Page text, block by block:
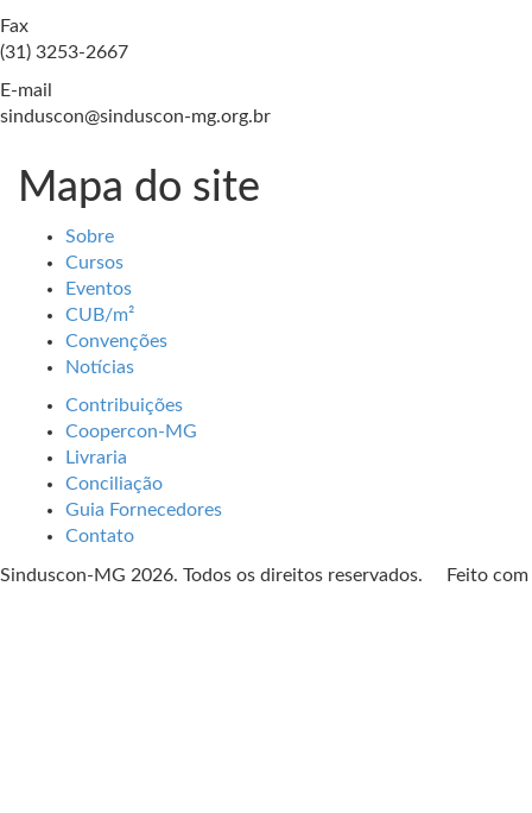
Fax
(31) 3253-2667
E-mail
sinduscon@sinduscon-mg.org.br
Mapa do site
Sobre
Cursos
Eventos
CUB/m²
Convenções
Notícias
Contribuições
Coopercon-MG
Livraria
Conciliação
Guia Fornecedores
Contato
Sinduscon-MG 2026. Todos os direitos reservados. Feito com